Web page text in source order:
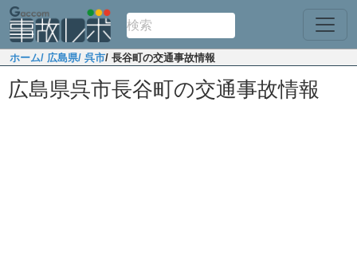
ホーム/ 広島県/ 呉市/ 長谷町の交通事故情報
広島県呉市長谷町の交通事故情報